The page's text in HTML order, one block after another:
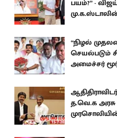
பயம்?” -
“நிழல்
செயல்படும்
அமைச்சர்
த.வெ.க